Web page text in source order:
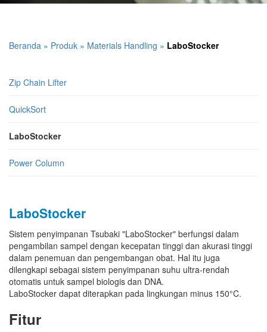
Beranda » Produk » Materials Handling » LaboStocker
Zip Chain Lifter
QuickSort
LaboStocker
Power Column
LaboStocker
Sistem penyimpanan Tsubaki "LaboStocker" berfungsi dalam
pengambilan sampel dengan kecepatan tinggi dan akurasi tinggi
dalam penemuan dan pengembangan obat. Hal itu juga
dilengkapi sebagai sistem penyimpanan suhu ultra-rendah
otomatis untuk sampel biologis dan DNA.
LaboStocker dapat diterapkan pada lingkungan minus 150°C.
Fitur